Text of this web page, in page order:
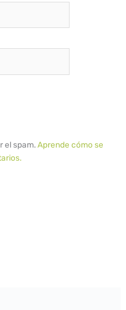
el spam.Aprende cómo se